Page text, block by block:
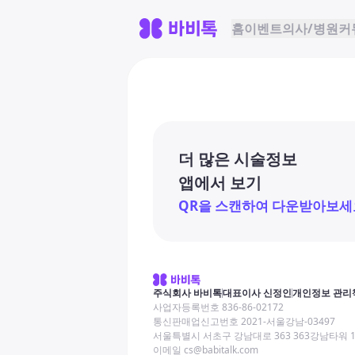
홈이벤트의사/병원커
더 많은 시술정보
앱에서 보기
QR을 스캔하여 다운받아보세
주식회사 바비톡대표이사 신정인개인정보 관리
사업자등록번호 836-86-02172
통신판매업신고번호 2021-서울강남-03497
서울특별시 서초구 강남대로 363 363강남타워
이메일 cs@babitalk.com